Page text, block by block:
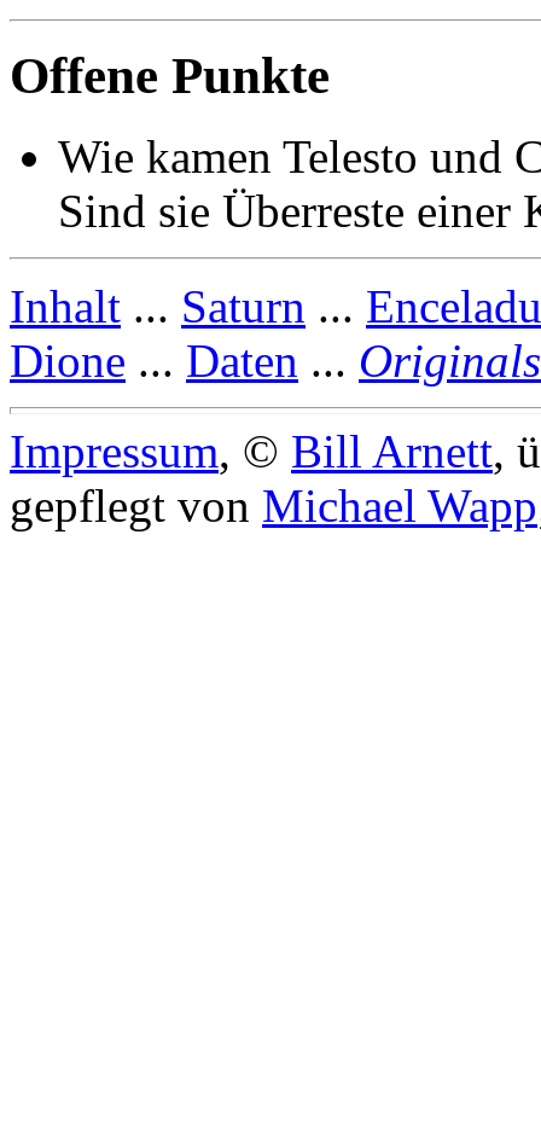
Offene Punkte
Wie kamen Telesto und
Sind sie Überreste einer
Inhalt ... Saturn ...
Dione ... Daten ...
Impressum, © Bill Arnett,
gepflegt von Michael Wapp